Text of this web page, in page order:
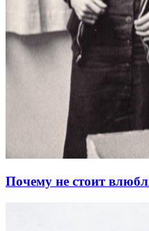
Почему не стоит